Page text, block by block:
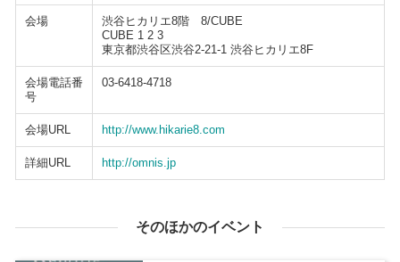
会場
渋谷ヒカリエ8階 8/CUBE
CUBE 1 2 3
東京都渋谷区渋谷2-21-1 渋谷ヒカリエ8F
会場電話番
号
03-6418-4718
会場URL http://www.hikarie8.com
詳細URL http://omnis.jp
そのほかのイベント